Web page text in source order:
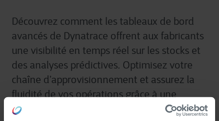
Découvrez comment les tableaux de bord
avancés de Dynatrace offrent aux fabricants
une visibilité en temps réel sur les stocks et
des analyses prédictives. Optimisez votre
chaîne d’approvisionnement et assurez la
fluidité de vos opérations grâce à une
gestion proactive des stocks.